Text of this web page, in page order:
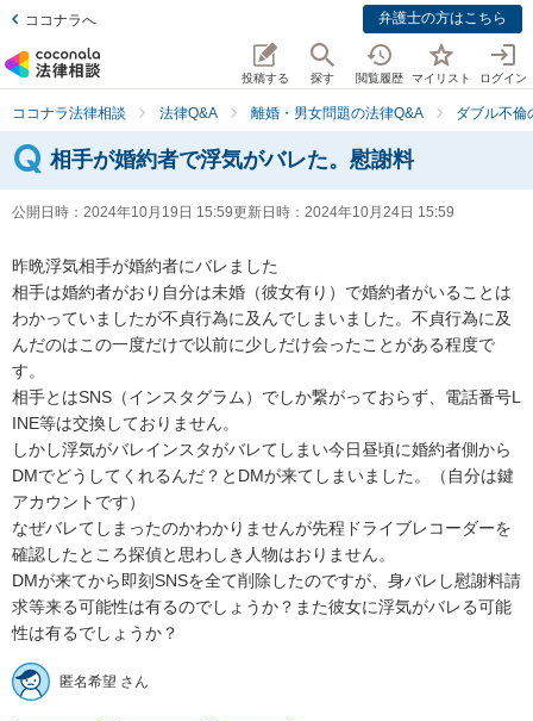
ココナラへ 弁護士の方はこちら
投稿する 探す 閲覧履歴 マイリスト ログイン
ココナラ法律相談 法律Q&A 離婚・男女問題の法律Q&A ダブル不倫
相手が婚約者で浮気がバレた。慰謝料
公開日時： 2024年10月19日 15:59更新日時： 2024年10月24日 15:59
昨晩浮気相手が婚約者にバレました
相手は婚約者がおり自分は未婚（彼女有り）で婚約者がいることは
わかっていましたが不貞行為に及んでしまいました。不貞行為に及
んだのはこの一度だけで以前に少しだけ会ったことがある程度で
す。
相手とはSNS（インスタグラム）でしか繋がっておらず、電話番号L
INE等は交換しておりません。
しかし浮気がバレインスタがバレてしまい今日昼頃に婚約者側から
DMでどうしてくれるんだ？とDMが来てしまいました。（自分は鍵
アカウントです）
なぜバレてしまったのかわかりませんが先程ドライブレコーダーを
確認したところ探偵と思わしき人物はおりません。
DMが来てから即刻SNSを全て削除したのですが、身バレし慰謝料請
求等来る可能性は有るのでしょうか？また彼女に浮気がバレる可能
性は有るでしょうか？
匿名希望 さん